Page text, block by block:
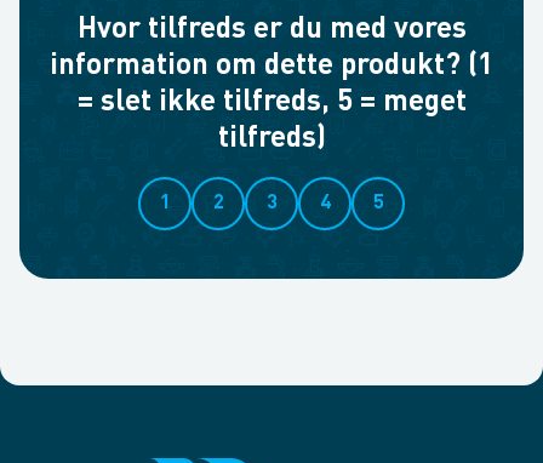
Hvor tilfreds er du med vores
information om dette produkt? (1
= slet ikke tilfreds, 5 = meget
tilfreds)
1 2 3 4 5